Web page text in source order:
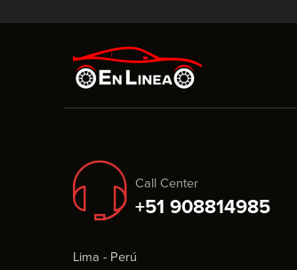
Call Center
+51 908814985
Lima - Perú